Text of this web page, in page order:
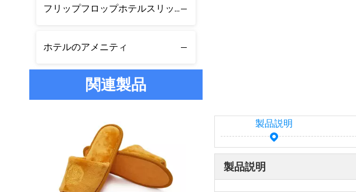
フリップフロップホテルスリッパ
ホテルのアメニティ
関連製品
製品説明
製品説明